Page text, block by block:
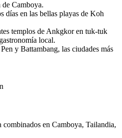
Camboya.
días en las bellas playas de Koh
templos de Ankgkor en tuk-tuk
local.
y Battambang, las ciudades más
combinados en Camboya, Tailandia,